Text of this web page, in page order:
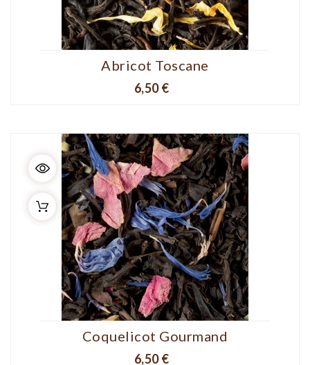
Abricot Toscane
Prix
6,50 €
Coquelicot Gourmand
Prix
6,50 €